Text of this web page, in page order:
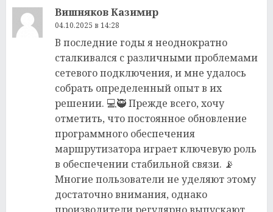
Вишняков Казимир
04.10.2025 в 14:28
В последние годы я неоднократно
сталкивался с различными проблемами
сетевого подключения, и мне удалось
собрать определенный опыт в их
решении. 💻🥷 Прежде всего, хочу
отметить, что постоянное обновление
программного обеспечения
маршрутизатора играет ключевую роль
в обеспечении стабильной связи. 📡
Многие пользователи не уделяют этому
достаточно внимания, однако